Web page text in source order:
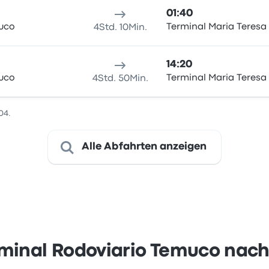
4Std. 10Min.
01:40
Terminal Maria Teresa
4Std. 50Min.
14:20
Terminal Maria Teresa
Alle Abfahrten anzeigen
Rodoviario Temuco